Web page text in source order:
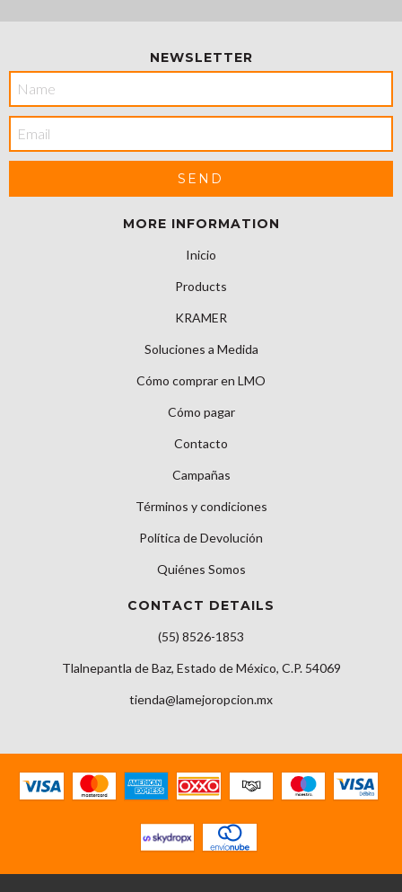
NEWSLETTER
MORE INFORMATION
Inicio
Products
KRAMER
Soluciones a Medida
Cómo comprar en LMO
Cómo pagar
Contacto
Campañas
Términos y condiciones
Política de Devolución
Quiénes Somos
CONTACT DETAILS
(55) 8526-1853
Tlalnepantla de Baz, Estado de México, C.P. 54069
tienda@lamejoropcion.mx